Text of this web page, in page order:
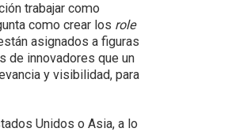
trabajar como
como crear los role
asignados a figuras
de innovadores que un
y visibilidad, para
Unidos o Asia, a lo